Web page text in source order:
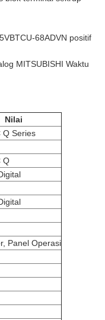
68ADVN positif
MITSUBISHI Waktu
Nilai
Q Series
Q
Panel Operasi